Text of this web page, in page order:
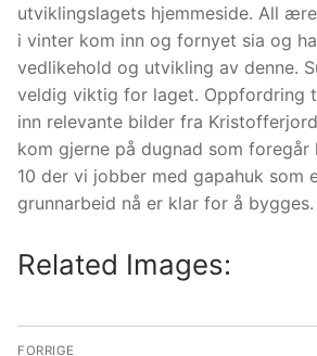
utviklingslagets hjemmeside. All
i vinter kom inn og fornyet sia og
vedlikehold og utvikling av denne.
veldig viktig for laget. Oppfordring
inn relevante bilder fra
kom gjerne på dugnad som
10 der vi jobber med gapahuk som
grunnarbeid nå er klar for å bygges.
Related Images:
Innleggsnavigasjon
FORRIGE